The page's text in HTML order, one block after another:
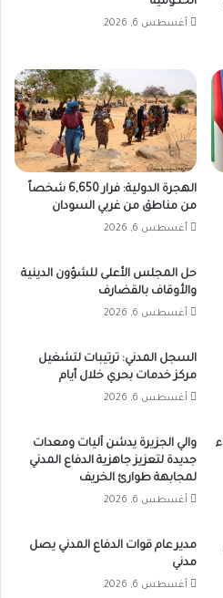
أغسطس 6, 2026
الهجرة الدولية: فرار 6,650 شخصاً
من مناطق من غربي السودان
أغسطس 6, 2026
حل المجلس الأعلى للشؤون الدينية
والأوقاف بالقضارف
أغسطس 6, 2026
السجل المدني: ترتيبات لتشغيل
مركز خدمات بحري خلال أيام
أغسطس 6, 2026
والي الجزيرة يدشن آليات ومعدات
جديدة لتعزيز جاهزية الدفاع المدني
لمجابهة طوارئ الخريف
أغسطس 6, 2026
مدير عام قوات الدفاع المدني يصل
مدني
أغسطس 6, 2026